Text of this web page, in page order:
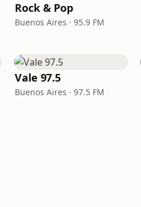
Rock & Pop
Buenos Aires · 95.9 FM
Vale 97.5
Buenos Aires · 97.5 FM